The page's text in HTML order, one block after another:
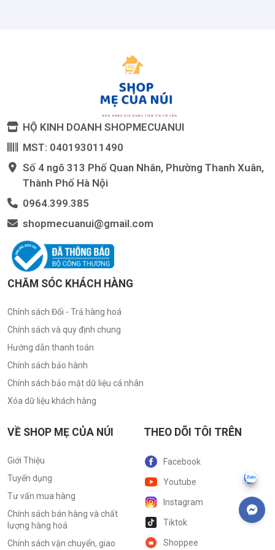
HỘ KINH DOANH SHOPMECUANUI
MST: 040193011490
Số 4 ngõ 313 Phố Quan Nhân, Phường Thanh Xuân,
Thành Phố Hà Nội
0964.399.385
shopmecuanui@gmail.com
CHĂM SÓC KHÁCH HÀNG
Chính sách Đổi - Trả hàng hoá
Chính sách và quy định chung
Hướng dẫn thanh toán
Chính sách bảo hành
Chính sách bảo mật dữ liệu cá nhân
Xóa dữ liệu khách hàng
VỀ SHOP MẸ CỦA NÚI
Giới Thiệu
Tuyển dụng
Tư vấn mua hàng
Chính sách bán hàng và chất
lượng hàng hoá
Chính sách vận chuyển, giao
THEO DÕI TÔI TRÊN
Facebook
Youtube
Instagram
Tiktok
Shoppee